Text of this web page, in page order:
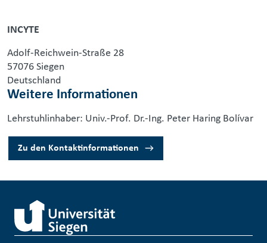
INCYTE
Adolf-Reichwein-Straße 28
57076 Siegen
Deutschland
Weitere Informationen
Lehrstuhlinhaber: Univ.-Prof. Dr.-Ing. Peter Haring Bolívar
Zu den Kontaktinformationen